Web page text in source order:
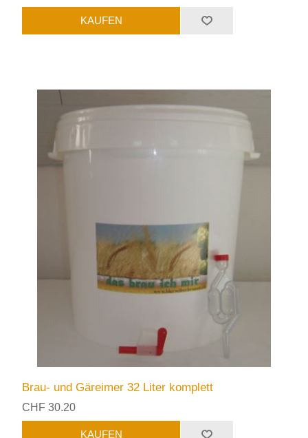
Brau- und Gäreimer 32 Liter komplett
CHF 30.20